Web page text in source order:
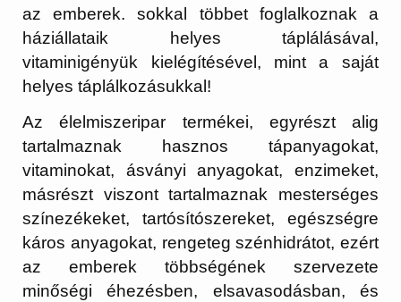
az emberek. sokkal többet foglalkoznak a
háziállataik helyes táplálásával,
vitaminigényük kielégítésével, mint a saját
helyes táplálkozásukkal!
Az élelmiszeripar termékei, egyrészt alig
tartalmaznak hasznos tápanyagokat,
vitaminokat, ásványi anyagokat, enzimeket,
másrészt viszont tartalmaznak mesterséges
színezékeket, tartósítószereket, egészségre
káros anyagokat, rengeteg szénhidrátot, ezért
az emberek többségének szervezete
minőségi éhezésben, elsavasodásban, és